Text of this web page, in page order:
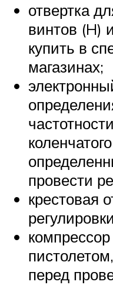
отвертка
винтов (H)
купить в
магазинах;
провести
крестовая
перед